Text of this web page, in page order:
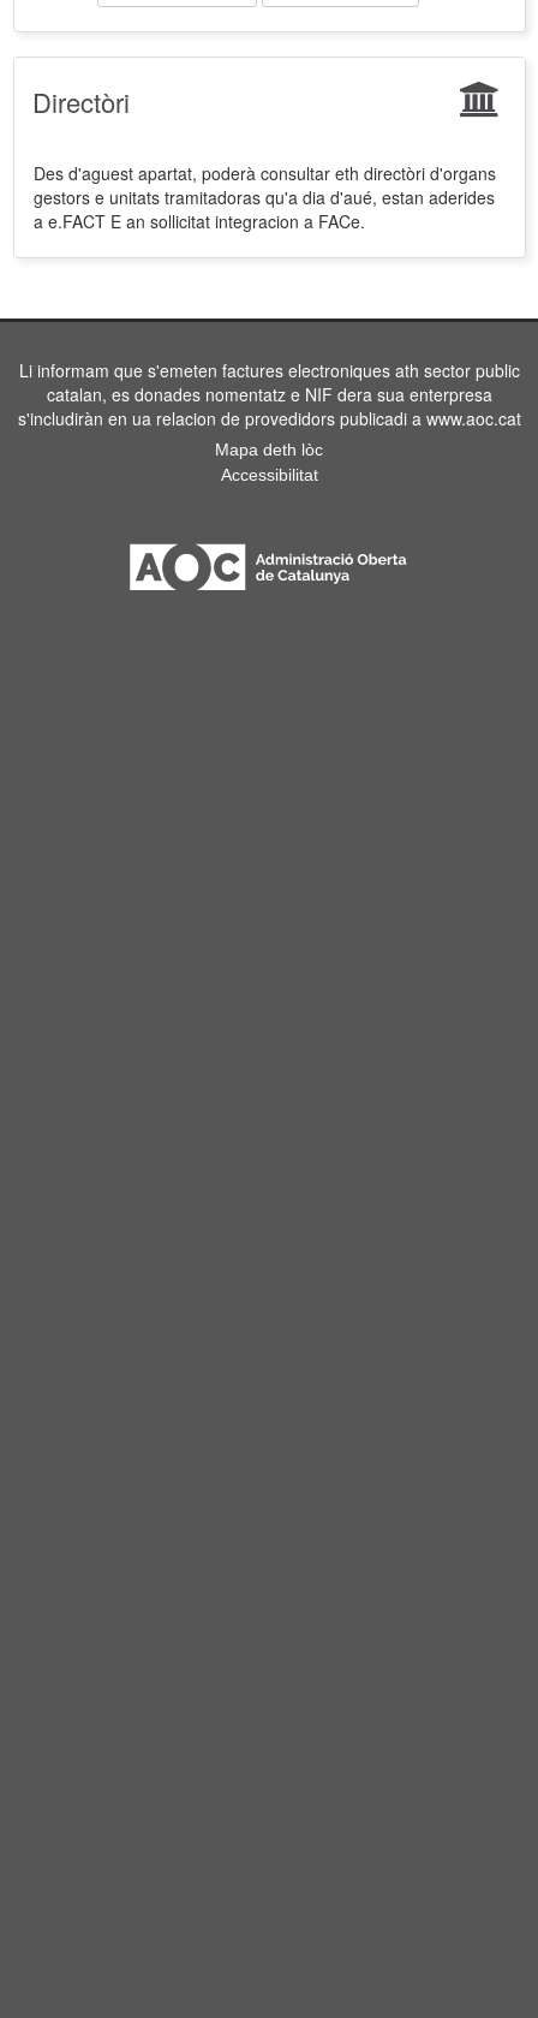
Directòri
Des d'aguest apartat, poderà consultar eth directòri d'organs
gestors e unitats tramitadoras qu'a dia d'aué, estan aderides
a e.FACT E an sollicitat integracion a FACe.
Li informam que s'emeten factures electroniques ath sector public
catalan, es donades nomentatz e NIF dera sua enterpresa
s'includiràn en ua relacion de provedidors publicadi a www.aoc.cat
Mapa deth lòc
Accessibilitat